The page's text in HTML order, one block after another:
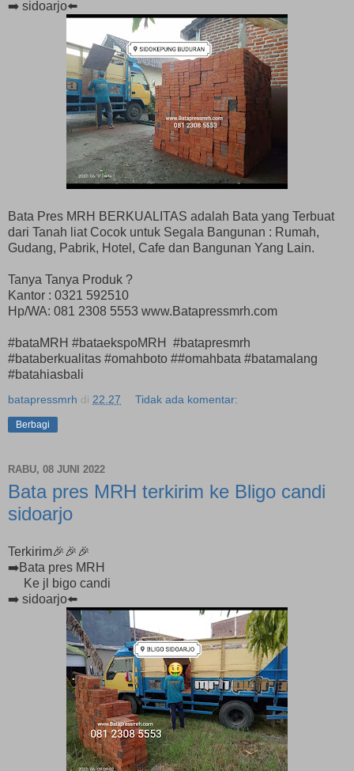
➡️ sidoarjo⬅️
Bata Pres MRH BERKUALITAS adalah Bata yang Terbuat
dari Tanah liat Cocok untuk Segala Bangunan : Rumah,
Gudang, Pabrik, Hotel, Cafe dan Bangunan Yang Lain.
Tanya Tanya Produk ?
Kantor : 0321 592510
Hp/WA: 081 2308 5553 www.Batapressmrh.com
#bataMRH #bataekspoMRH #batapresmrh
#bataberkualitas #omahboto ##omahbata #batamalang
#batahiasbali
batapressmrh di 22.27 Tidak ada komentar:
Berbagi
RABU, 08 JUNI 2022
Bata pres MRH terkirim ke Bligo candi
sidoarjo
Terkirim🎉🎉🎉
➡️Bata pres MRH
Ke jl bigo candi
➡️ sidoarjo⬅️